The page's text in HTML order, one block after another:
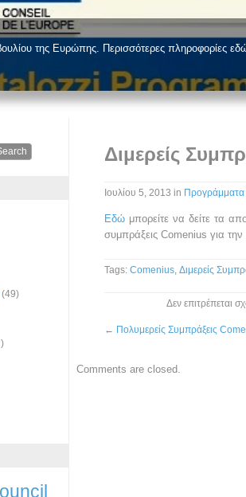
της Ευρώπης. Περισσότερες πληροφορίες
(49)
Διμερείς
Ιουλίου 5, 2013 in Προγράμματα
Εδώ μπορείτε να δείτε τα
συμπράξεις Comenius για την
Tags: Comenius, Διμερείς
Δεν επιτρέπεται
← Πολυμερείς Συμπράξεις
Comments are closed.